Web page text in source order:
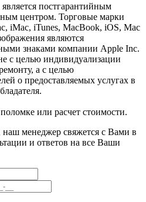
постгарантийным
центром. Торговые марки
iMac, iTunes, MacBook, iOS, Mac
являются
знаками компании Apple Inc.
с целью индивидуализации
а с целью
о предоставляемых услугах в
или расчет стоимости.
менеджер свяжется с Вами в
и ответов на все Ваши